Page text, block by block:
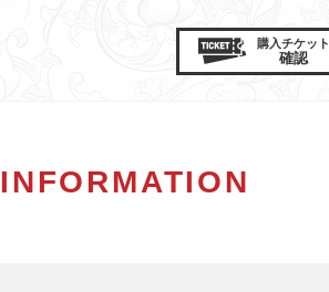
購入チケット
確認
INFORMATION